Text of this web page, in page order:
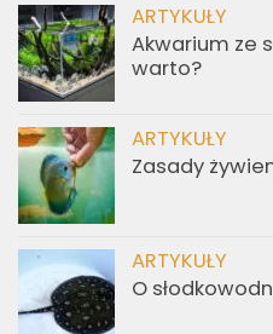
ARTYKUŁY
Akwarium ze
warto?
ARTYKUŁY
Zasady
ARTYKUŁY
O